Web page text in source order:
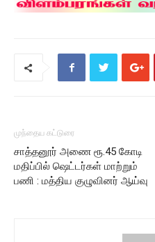
முந்தைய கட்டுரை
சாத்தனூர் அணை ரூ.45 கோடி
மதிப்பில் ஷெட்டர்கள் மாற்றும்
பணி : மத்திய குழுவினர் ஆய்வு